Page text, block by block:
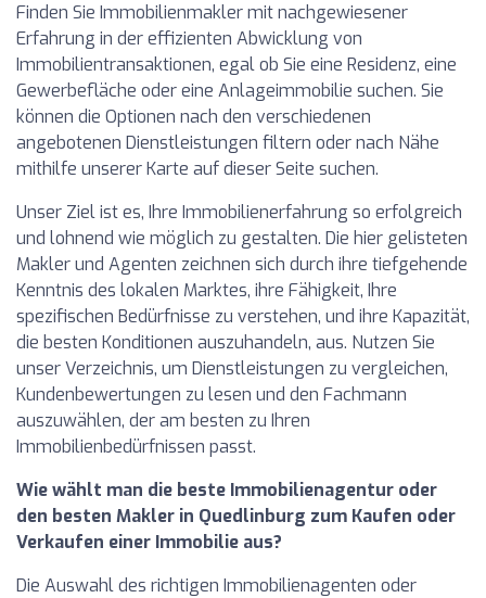
Finden Sie Immobilienmakler mit nachgewiesener
Erfahrung in der effizienten Abwicklung von
Immobilientransaktionen, egal ob Sie eine Residenz, eine
Gewerbefläche oder eine Anlageimmobilie suchen. Sie
können die Optionen nach den verschiedenen
angebotenen Dienstleistungen filtern oder nach Nähe
mithilfe unserer Karte auf dieser Seite suchen.
Unser Ziel ist es, Ihre Immobilienerfahrung so erfolgreich
und lohnend wie möglich zu gestalten. Die hier gelisteten
Makler und Agenten zeichnen sich durch ihre tiefgehende
Kenntnis des lokalen Marktes, ihre Fähigkeit, Ihre
spezifischen Bedürfnisse zu verstehen, und ihre Kapazität,
die besten Konditionen auszuhandeln, aus. Nutzen Sie
unser Verzeichnis, um Dienstleistungen zu vergleichen,
Kundenbewertungen zu lesen und den Fachmann
auszuwählen, der am besten zu Ihren
Immobilienbedürfnissen passt.
Wie wählt man die beste Immobilienagentur oder
den besten Makler in Quedlinburg zum Kaufen oder
Verkaufen einer Immobilie aus?
Die Auswahl des richtigen Immobilienagenten oder